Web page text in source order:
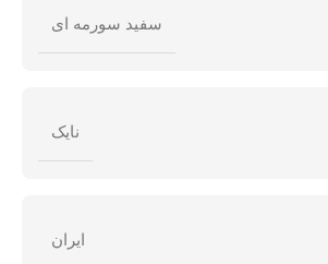
سفید سورمه ای
نایک
ایران